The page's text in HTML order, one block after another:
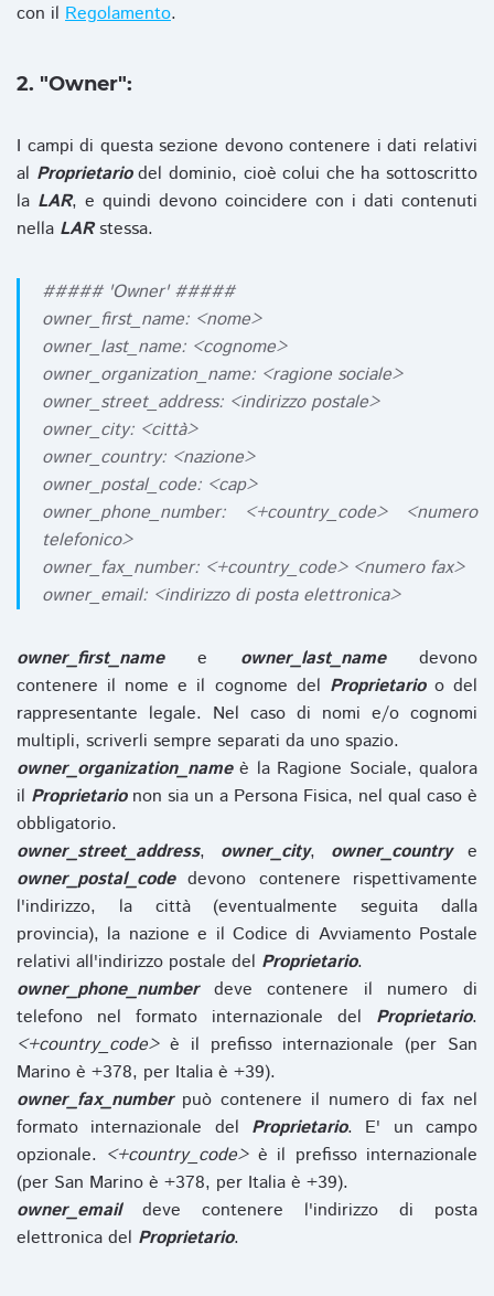
con il Regolamento.
2. "Owner":
I campi di questa sezione devono contenere i dati relativi
al Proprietariodel dominio, cioè colui che ha sottoscritto
la LAR, e quindi devono coincidere con i dati contenuti
nella LARstessa.
##### 'Owner' #####
owner_first_name: <nome>
owner_last_name: <cognome>
owner_organization_name: <ragione sociale>
owner_street_address: <indirizzo postale>
owner_city: <città>
owner_country: <nazione>
owner_postal_code: <cap>
owner_phone_number: <+country_code> <numero
telefonico>
owner_fax_number: <+country_code> <numero fax>
owner_email: <indirizzo di posta elettronica>
owner_first_namee owner_last_namedevono
contenere il nome e il cognome del Proprietarioo del
rappresentante legale. Nel caso di nomi e/o cognomi
multipli, scriverli sempre separati da uno spazio.
owner_organization_nameè la Ragione Sociale, qualora
il Proprietarionon sia un a Persona Fisica, nel qual caso è
obbligatorio.
owner_street_address, owner_city, owner_countrye
owner_postal_codedevono contenere rispettivamente
l'indirizzo, la città (eventualmente seguita dalla
provincia), la nazione e il Codice di Avviamento Postale
relativi all'indirizzo postale del Proprietario.
owner_phone_numberdeve contenere il numero di
telefono nel formato internazionale del Proprietario.
<+country_code>è il prefisso internazionale (per San
Marino è +378, per Italia è +39).
owner_fax_numberpuò contenere il numero di fax nel
formato internazionale del Proprietario. E' un campo
opzionale. <+country_code>è il prefisso internazionale
(per San Marino è +378, per Italia è +39).
owner_emaildeve contenere l'indirizzo di posta
elettronica del Proprietario.